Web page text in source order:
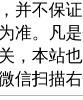
并不保
准。凡
，本站
信扫描